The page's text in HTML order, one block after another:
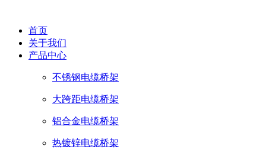
首页
关于我们
产品中心
不锈钢电缆桥架
大跨距电缆桥架
铝合金电缆桥架
热镀锌电缆桥架